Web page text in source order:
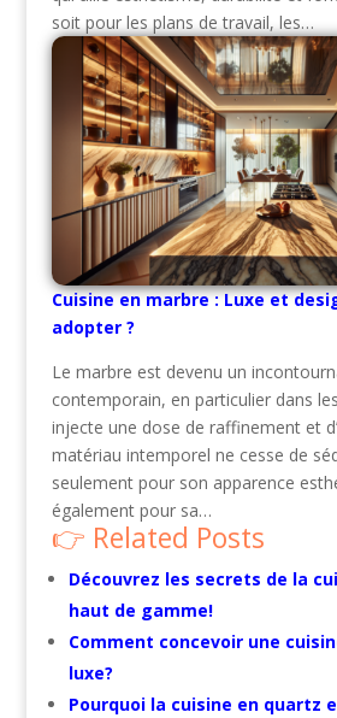
soit pour les plans de travail, les…
Cuisine en marbre : Luxe et
adopter ?
Le marbre est devenu un
contemporain, en particulier dans
injecte une dose de raffinement et
matériau intemporel ne cesse de
seulement pour son apparence
également pour sa…
Related Posts
Découvrez les secrets de la
haut de gamme!
Comment concevoir une
luxe?
Pourquoi la cuisine en quartz